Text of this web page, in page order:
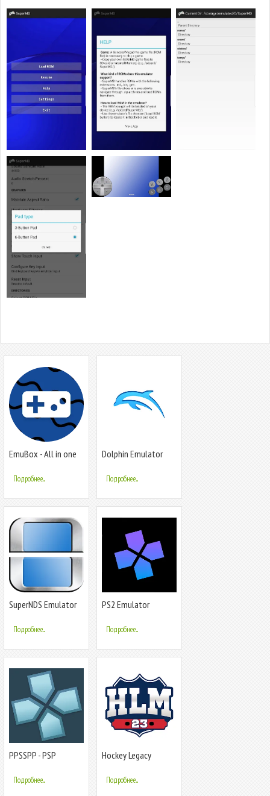
EmuBox - All in one
Подробнее...
Dolphin Emulator
Подробнее...
SuperNDS Emulator
Подробнее...
PS2 Emulator
Подробнее...
PPSSPP - PSP
Подробнее...
Hockey Legacy
Подробнее...